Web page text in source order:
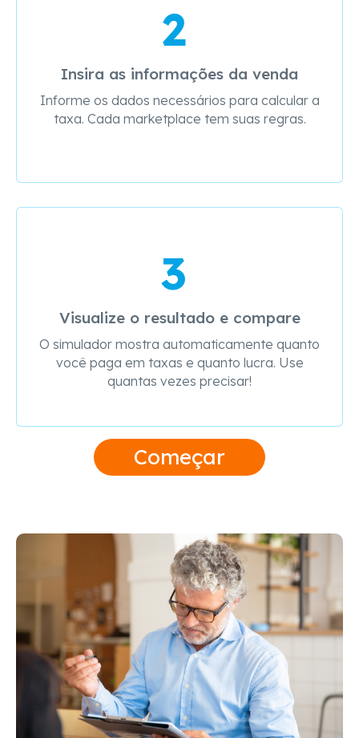
2
Insira as informações da venda
Informe os dados necessários para calcular a
taxa. Cada marketplace tem suas regras.
3
Visualize o resultado e compare
O simulador mostra automaticamente quanto
você paga em taxas e quanto lucra. Use
quantas vezes precisar!
Começar